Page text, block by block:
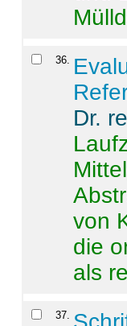
36.
Dr.
von
die
als
37.